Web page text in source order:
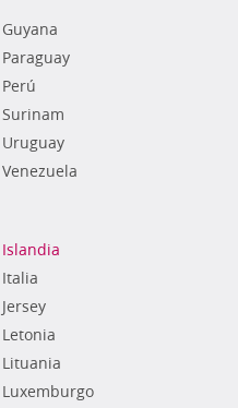
Guyana
Paraguay
Perú
Surinam
Uruguay
Venezuela
Islandia
Italia
Jersey
Letonia
Lituania
Luxemburgo